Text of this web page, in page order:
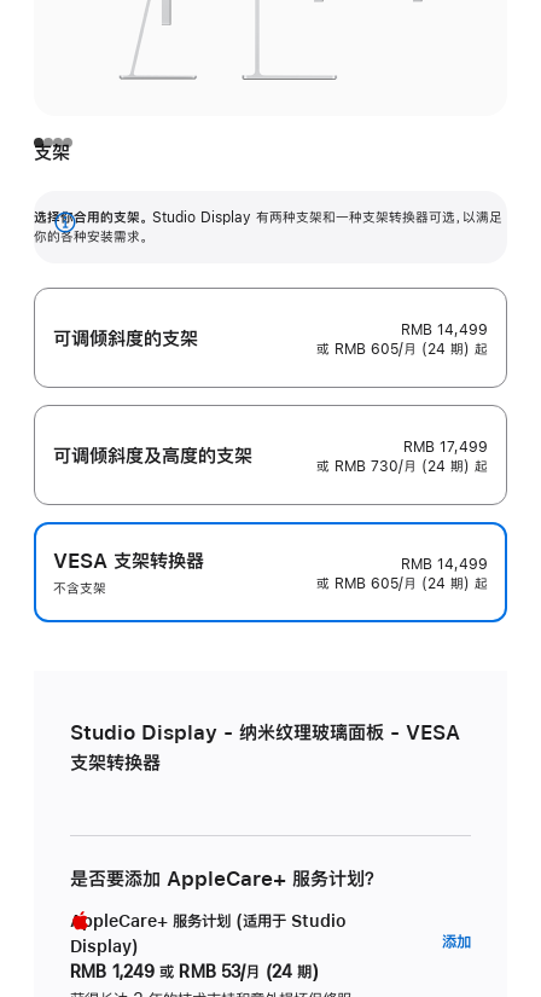
支架
选择你合用的支架。 Studio Display 有两种支架和一种支架转换器可选，以满足
你的各种安装需求。
展
可调倾斜度的支架
RMB 14,499
或 RMB 605/月 (24 期) 起
可调倾斜度及高‍度的支‍架
RMB 17,499
或 RMB 730/月 (24 期) 起
VESA 支架转换器
不含支架
RMB 14,499
或 RMB 605/月 (24 期) 起
Studio Display - 纳米纹理玻璃面板 - VESA
支架转换器
是否要添加 AppleCare+ 服务计划？
AppleCare+ 服务计划 (适用于 Studio
Display)
RMB 1,249 或 RMB 53/月 (24 期)
添加